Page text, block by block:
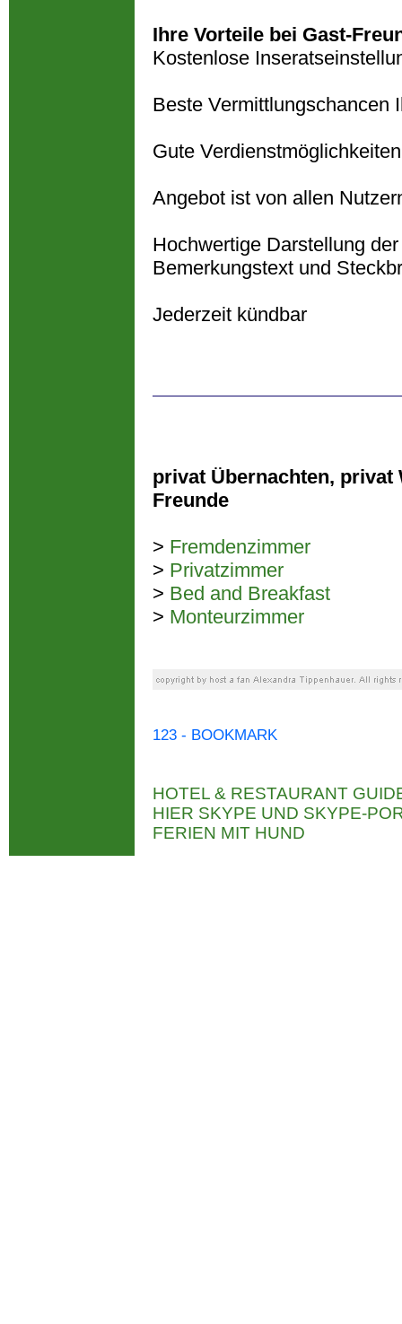
Ihre Vorteile bei Gast-
Kostenlose
Beste Vermittlungschancen
Gute
Angebot ist von allen
Hochwertige Darstellung
Bemerkungstext und
Jederzeit kündbar
privat Übernachten, privat
Freunde
> Fremdenzimmer
> Privatzimmer
> Bed and Breakfast
> Monteurzimmer
123 - BOOKMARK
HOTEL & RESTAURANT
HIER SKYPE UND SKYPE-
FERIEN MIT HUND